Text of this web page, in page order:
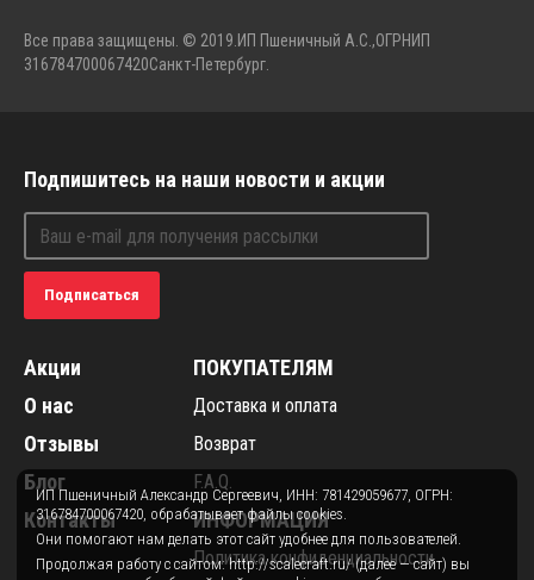
Все права защищены. © 2019. ИП Пшеничный А.С.,ОГРНИП
316784700067420Санкт-Петербург.
Подпишитесь на наши новости и акции
Подписаться
Акции
О нас
Отзывы
Блог
Контакты
ПОКУПАТЕЛЯМ
Доставка и оплата
Возврат
F.A.Q.
ИНФОРМАЦИЯ
Политика конфиденциальности
ИП Пшеничный Александр Сергеевич, ИНН: 781429059677, ОГРН:
316784700067420, обрабатывает файлы cookies.
Они помогают нам делать этот сайт удобнее для пользователей.
Продолжая работу с сайтом: http://scalecraft.ru/ (далее — сайт) вы